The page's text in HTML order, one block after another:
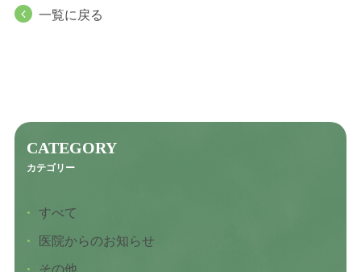
お知らせ
CATEGORY
カテゴリー
すべて
医院からのお知らせ
その他
一覧に戻る